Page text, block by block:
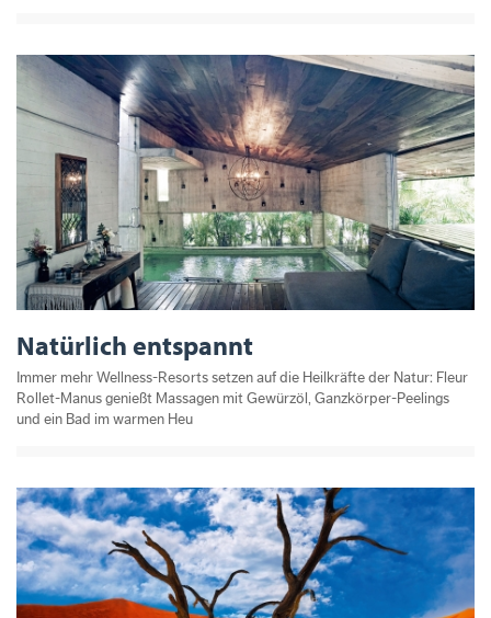
Natürlich entspannt
Immer mehr Wellness-Resorts setzen auf die Heilkräfte der Natur: Fleur
Rollet-Manus genießt Massagen mit Gewürzöl, Ganzkörper-Peelings
und ein Bad im warmen Heu